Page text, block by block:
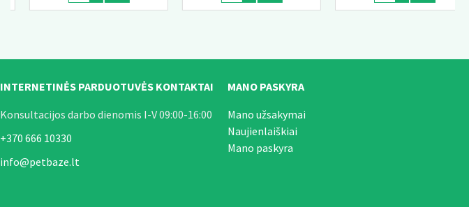
INTERNETINĖS PARDUOTUVĖS KONTAKTAI
Konsultacijos darbo dienomis I-V 09:00-16:00
+370 666 10330
info@petbaze.lt
MANO PASKYRA
Mano užsakymai
Naujienlaiškiai
Mano paskyra